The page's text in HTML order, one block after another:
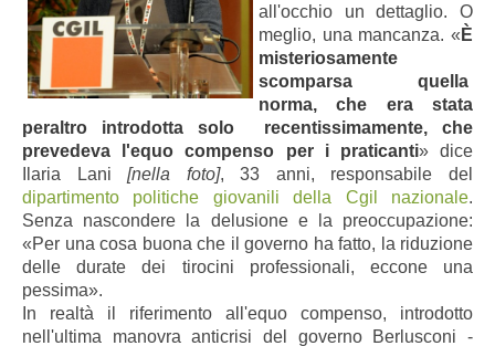
all'occhio un dettaglio. O
meglio, una mancanza. « È
misteriosamente
scomparsa quella
norma, che era stata
peraltro introdotta solo recentissimamente, che
prevedeva l'equo compenso per i praticanti» dice
Ilaria Lani[nella foto], 33 anni, responsabile del
dipartimento politiche giovanili della Cgil nazionale.
Senza nascondere la delusione e la preoccupazione:
«Per una cosa buona che il governo ha fatto, la riduzione
delle durate dei tirocini professionali, eccone una
pessima».
In realtà il riferimento all'equo compenso, introdotto
nell'ultima manovra anticrisi del governo Berlusconi -